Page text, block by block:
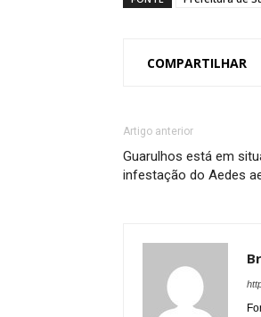
COMPARTILHAR
Artigo anterior
Guarulhos está em
infestação do Aedes